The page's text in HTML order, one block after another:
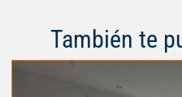
También te